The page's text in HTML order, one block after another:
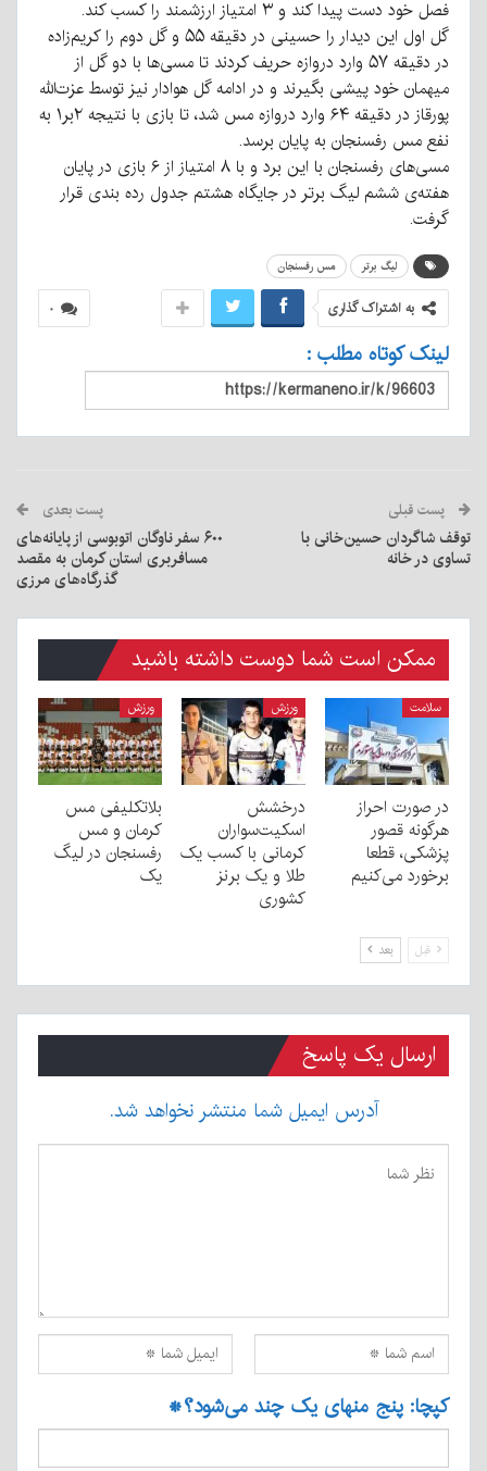
فصل خود دست پیدا کند و ۳ امتیاز ارزشمند را کسب کند.
گل اول این دیدار را حسینی در دقیقه ۵۵ و گل دوم را کریم‌زاده
در دقیقه ۵۷ وارد دروازه حریف کردند تا مسی‌ها با دو گل از
میهمان خود پیشی بگیرند و در ادامه گل هوادار نیز توسط عزت‌الله
پورقاز در دقیقه ۶۴ وارد دروازه مس شد، تا بازی با نتیجه ۲بر۱ به
نفع مس‌ رفسنجان به پایان برسد.
مسی‌های رفسنجان با این برد و با ۸ امتیاز از ۶ بازی در پایان
هفته‌ی ششم لیگ برتر در جایگاه هشتم جدول رده بندی قرار
گرفت.
لیگ برتر مس رفسنجان
۰ به اشتراک گذاری
لینک کوتاه مطلب :
پست قبلی
توقف شاگردان حسین‌خانی با
تساوی در خانه
پست بعدی
۶۰۰ سفر ناوگان اتوبوسی از پایانه‌های
مسافربری استان کرمان به مقصد
گذرگاه‌های مرزی
ممکن است شما دوست داشته باشید
سلامت
در صورت احراز
هرگونه قصور
پزشکی، قطعا
برخورد می‌کنیم
ورزش
درخشش
اسکیت‌سواران
کرمانی با کسب یک
طلا و یک برنز
کشوری
ورزش
بلاتکلیفی مس
کرمان و مس
رفسنجان در لیگ
یک
قبل بعد
ارسال یک پاسخ
آدرس ایمیل شما منتشر نخواهد شد.
کپچا: پنج منهای یک چند می‌شود؟*